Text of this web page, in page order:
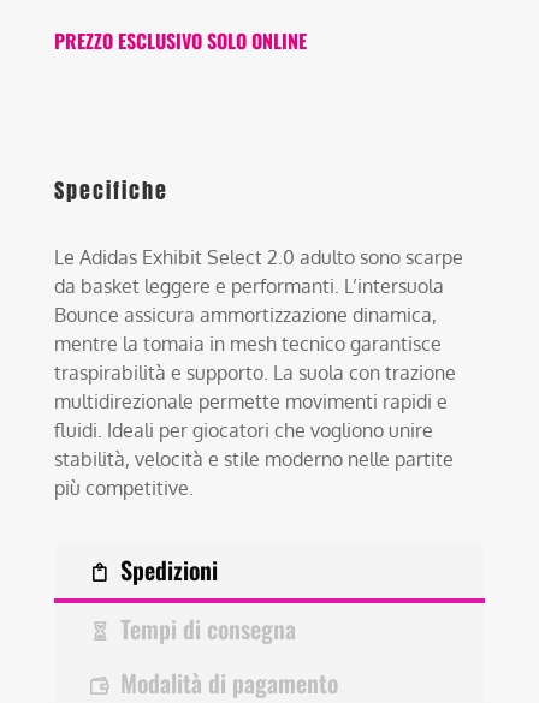
PREZZO ESCLUSIVO SOLO ONLINE
Specifiche
Le Adidas Exhibit Select 2.0 adulto sono scarpe
da basket leggere e performanti. L’intersuola
Bounce assicura ammortizzazione dinamica,
mentre la tomaia in mesh tecnico garantisce
traspirabilità e supporto. La suola con trazione
multidirezionale permette movimenti rapidi e
fluidi. Ideali per giocatori che vogliono unire
stabilità, velocità e stile moderno nelle partite
più competitive.
Spedizioni
Tempi di consegna
Modalità di pagamento